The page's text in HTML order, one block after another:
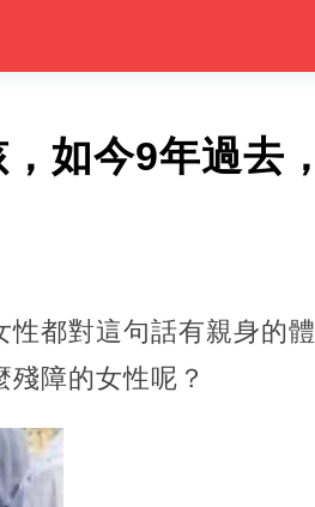
如今9年過去，
都對這句話有親身的體
障的女性呢？